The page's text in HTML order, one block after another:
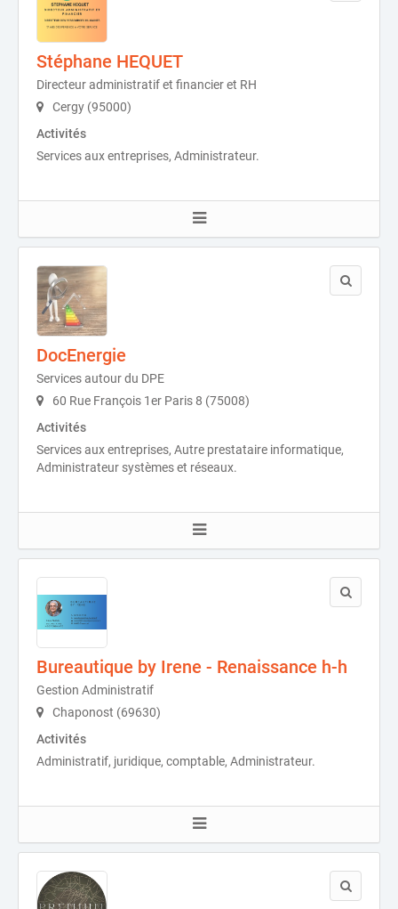
Stéphane HEQUET
Directeur administratif et financier et RH
Cergy (95000)
Activités
Services aux entreprises, Administrateur.
DocEnergie
Services autour du DPE
60 Rue François 1er Paris 8 (75008)
Activités
Services aux entreprises, Autre prestataire informatique,
Administrateur systèmes et réseaux.
Bureautique by Irene - Renaissance h-h
Gestion Administratif
Chaponost (69630)
Activités
Administratif, juridique, comptable, Administrateur.